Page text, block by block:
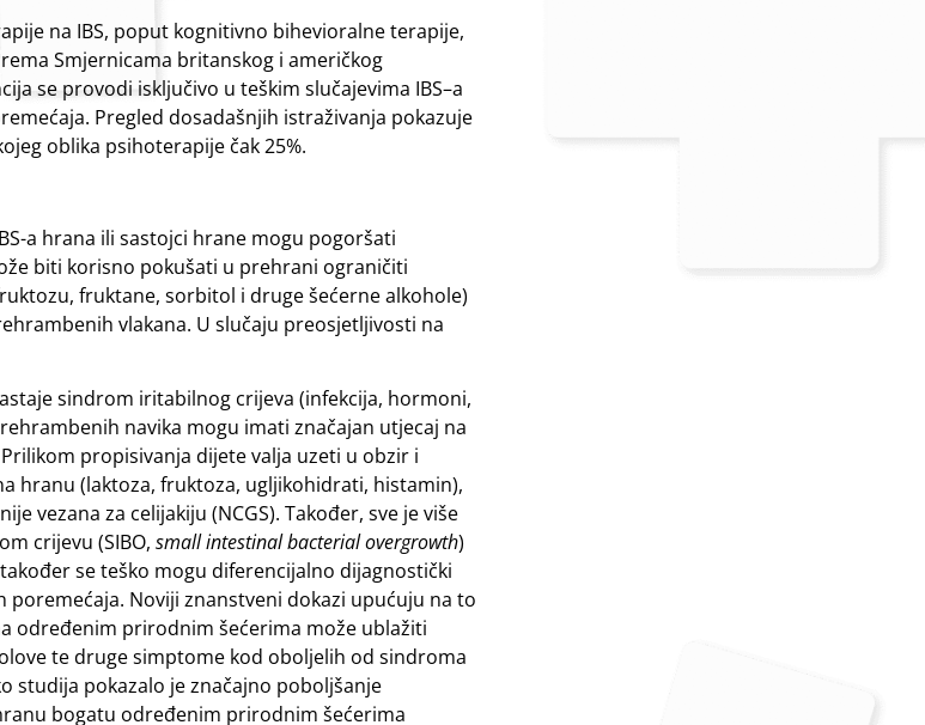
na IBS, poput kognitivno bihevioralne terapije,
Smjernicama britanskog i američkog
se provodi isključivo u teškim slučajevima IBS–a
Pregled dosadašnjih istraživanja pokazuje
oblika psihoterapije čak 25%.
a hrana ili sastojci hrane mogu pogoršati
biti korisno pokušati u prehrani ograničiti
fruktane, sorbitol i druge šećerne alkohole)
vlakana. U slučaju preosjetljivosti na
sindrom iritabilnog crijeva (infekcija, hormoni,
navika mogu imati značajan utjecaj na
propisivanja dijete valja uzeti u obzir i
hranu (laktoza, fruktoza, ugljikohidrati, histamin),
vezana za celijakiju (NCGS). Također, sve je više
crijevu (SIBO, small intestinal bacterial overgrowth)
se teško mogu diferencijalno dijagnostički
Noviji znanstveni dokazi upućuju na to
određenim prirodnim šećerima može ublažiti
te druge simptome kod oboljelih od sindroma
studija pokazalo je značajno poboljšanje
bogatu određenim prirodnim šećerima